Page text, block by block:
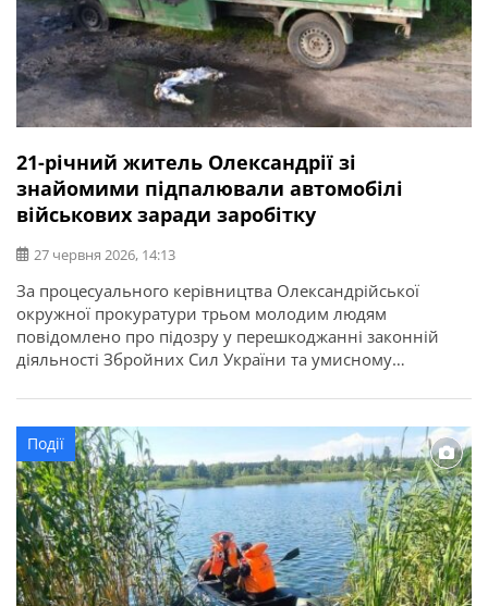
21-річний житель Олександрії зі
знайомими підпалювали автомобілі
військових заради заробітку
27 червня 2026, 14:13
За процесуального керівництва Олександрійської
окружної прокуратури трьом молодим людям
повідомлено про підозру у перешкоджанні законній
діяльності Збройних Сил України та умисному
повідомляє Кіровоградська обласна прокуратура.
Йдеться про 21-річного жителя Олександрії, його 23-
річну співмешканку та 21-річного знайомого. За
даними слідства, наприкінці травня один із фігурантів у
пошуках швидкого заробітку натрапив […]
Події